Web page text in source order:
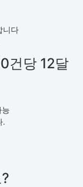
니다
건당 12달
.